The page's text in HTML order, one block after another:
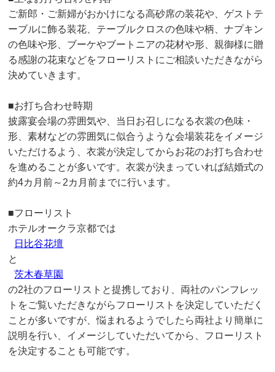
ご新郎・ご新婦がおかけになる高砂席の装花や、ゲストテ
ーブルに飾る装花、テーブルクロスの色味や柄、ナプキン
の色味や形、ブーケやブートニアの花材や形、親御様に贈
る感謝の花束などをフローリストにご相談いただきながら
決めていきます。
■お打ち合わせ時期
披露宴会場の雰囲気や、当日お召しになる衣裳の色味・
形、素材などの雰囲気に似合うような会場装花をイメージ
いただけるよう、衣裳が決定してからお花のお打ち合わせ
を進めることが多いです。衣裳が決まっていれば結婚式の
約4カ月前～2カ月前までに行います。
■フローリスト
ホテルオークラ京都では
日比谷花壇
と
茨木春草園
の2社のフローリストと提携しており、両社のパンフレッ
トをご覧いただきながらフローリストを決定していただく
ことが多いですが、悩まれるようでしたら両社より簡単に
説明を行い、イメージしていただいてから、フローリスト
を決定することも可能です。